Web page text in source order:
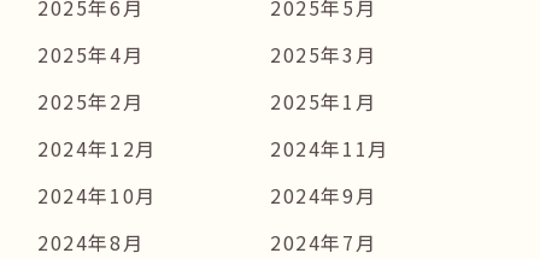
2025年6月
2025年5月
2025年4月
2025年3月
2025年2月
2025年1月
2024年12月
2024年11月
2024年10月
2024年9月
2024年8月
2024年7月